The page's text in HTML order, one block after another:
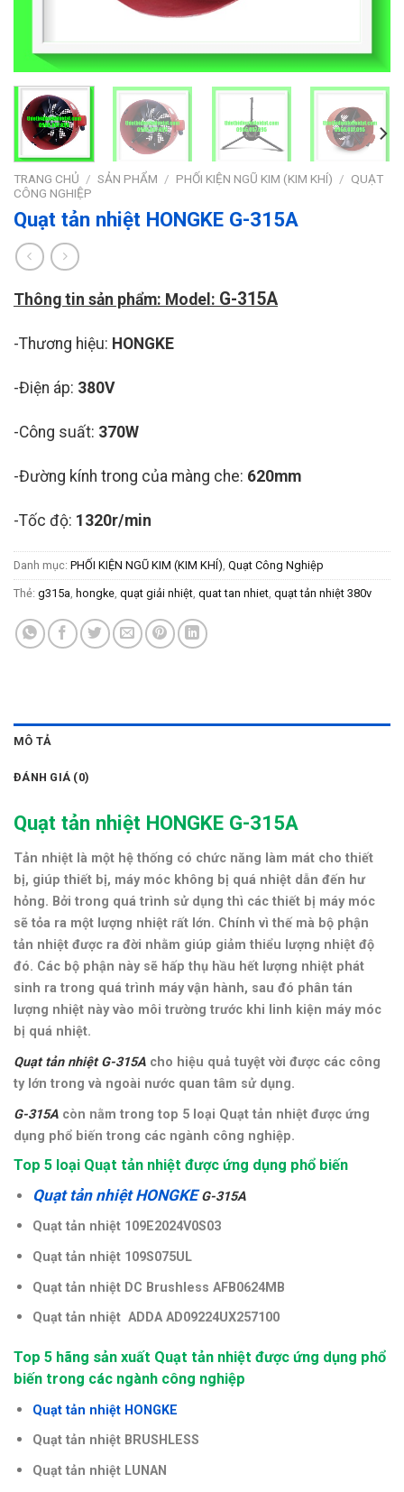
TRANG CHỦ / SẢN PHẨM / PHỐI KIỆN NGŨ KIM (KIM KHÍ) / QUẠT
CÔNG NGHIỆP
Quạt tản nhiệt HONGKE G-315A
Thông tin sản phẩm: Model: G-315A
-Thương hiệu: HONGKE
-Điện áp: 380V
-Công suất: 370W
-Đường kính trong của màng che: 620mm
-Tốc độ: 1320r/min
Danh mục: PHỐI KIỆN NGŨ KIM (KIM KHÍ), Quạt Công Nghiệp
Thẻ: g315a, hongke, quạt giải nhiệt, quat tan nhiet, quạt tản nhiệt 380v
MÔ TẢ
ĐÁNH GIÁ (0)
Quạt tản nhiệt HONGKE G-315A
Tản nhiệt là một hệ thống có chức năng làm mát cho thiết
bị, giúp thiết bị, máy móc không bị quá nhiệt dẫn đến hư
hỏng. Bởi trong quá trình sử dụng thì các thiết bị máy móc
sẽ tỏa ra một lượng nhiệt rất lớn. Chính vì thế mà bộ phận
tản nhiệt được ra đời nhằm giúp giảm thiểu lượng nhiệt độ
đó. Các bộ phận này sẽ hấp thụ hầu hết lượng nhiệt phát
sinh ra trong quá trình máy vận hành, sau đó phân tán
lượng nhiệt này vào môi trường trước khi linh kiện máy móc
bị quá nhiệt.
Quạt tản nhiệt G-315A cho hiệu quả tuyệt vời được các công
ty lớn trong và ngoài nước quan tâm sử dụng.
G-315A còn nằm trong top 5 loại Quạt tản nhiệt được ứng
dụng phổ biến trong các ngành công nghiệp.
Top 5 loại Quạt tản nhiệt được ứng dụng phổ biến
Quạt tản nhiệt HONGKEG-315A
Quạt tản nhiệt 109E2024V0S03
Quạt tản nhiệt 109S075UL
Quạt tản nhiệt DC Brushless AFB0624MB
Quạt tản nhiệt ADDA AD09224UX257100
Top 5 hãng sản xuất Quạt tản nhiệt được ứng dụng phổ
biến trong các ngành công nghiệp
Quạt tản nhiệt HONGKE
Quạt tản nhiệt BRUSHLESS
Quạt tản nhiệt LUNAN